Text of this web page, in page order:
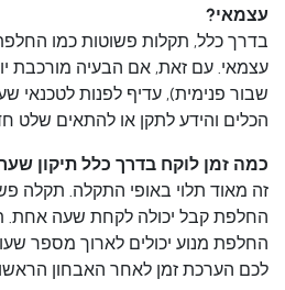
עצמאי?
בדרך כלל, תקלות פשוטות כמו
עצמאי. עם זאת, אם הבעיה מורכבת
שבור פנימית), עדיף לפנות לטכנאי
הכלים והידע לתקן או להתאים שלט
כמה זמן לוקח בדרך כלל תיקון
זה מאוד תלוי באופי התקלה. תקלה
החלפת קבל יכולה לקחת שעה אחת.
החלפת מנוע יכולים לארוך מספר
לכם הערכת זמן לאחר האבחון